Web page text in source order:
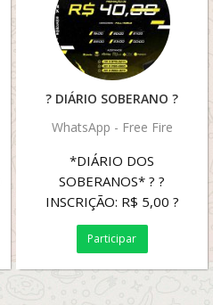
? DIÁRIO SOBERANO ?
WhatsApp - Free Fire
*DIÁRIO DOS
SOBERANOS* ? ?
INSCRIÇÃO: R$ 5,00 ?
PREMIAÇÃO R$ 40,00 +
BANNER TOP 3 E MVP ?
Participar